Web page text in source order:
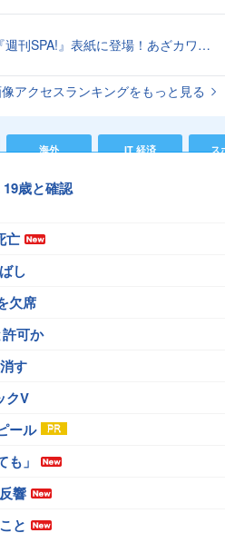
元NMB48和田海佑『週刊SPA!』表紙に登場！あざカワ新婚生活グラビアで読者全員TKO負け♡
アクセスランキングをもっと見る
海外 IT 経済 ス
歳と確認
亡
し
欠席
可か
す
クV
ール
」
響
と